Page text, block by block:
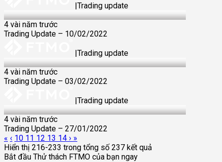
|Trading update
10 Feb 2022
4 vài năm trước
Trading Update – 10/02/2022
|Trading update
03 Feb 2022
4 vài năm trước
Trading Update – 03/02/2022
|Trading update
27 Jan 2022
4 vài năm trước
Trading Update – 27/01/2022
« ‹ 10 11 12 13 14 › »
Hiển thị 216-233 trong tổng số 237 kết quả
Bắt đầu Thử thách FTMO của bạn ngay